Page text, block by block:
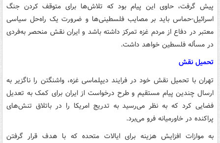
پیش گرفت، حاوی این پیام بود که تلاش‌ها برای متوقف کردن جنگ
اسرائیل-حماس باید بر مصایب فلسطینی‌ها و ضرورت یک راه‌حل سیاسی
معتبر در دفاع از مردم غزه تمرکز داشته باشد و ایران نقش منحصر به‌فردی
در مسأله فلسطین خواهد داشت.
تحمیل نقش
تهران با تحمیل نقش خود در فرایند دیپلماسی غزه، واشنگتن را ناگزیر به
ارسال چندین پیام مستقیم و طرح درخواست از ایران برای کمک به تعدیل
فضایی کرد که به نظر می‌رسید به تدریج امریکا را در باتلاق تنش‌های
پراکنده در خاورمیانه فرو می‌برد.
به موازات افزایش هزینه برای ایالات متحده که با هدف قرار گرفتن